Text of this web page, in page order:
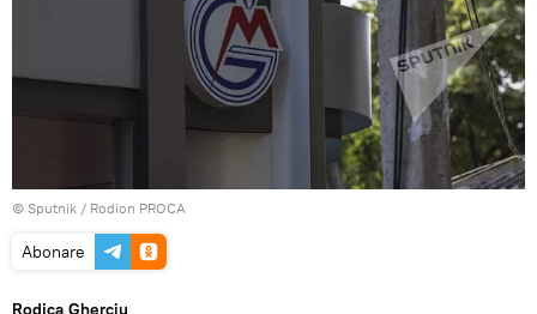
© Sputnik / Rodion PROCA
Abonare
Rodica Gherciu